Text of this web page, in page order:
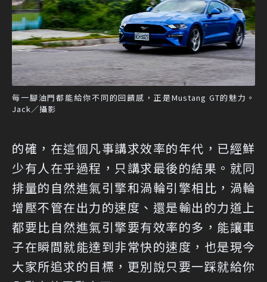
每一腳油門都能給你不同的回饋感，正是Mustang GT的魅力。
Jack／攝影
的確，在這個凡事講求效率的年代，已經鮮
少有人在乎過程，只講求最後的結果。就同
排量的自然進氣引擎和渦輪引擎相比，渦輪
增壓不管在出力的速度、還是輸出的力道上
都要比自然進氣引擎要有效率的多，能讓車
子在瞬間就能達到非常快的速度，也是現今
大家所追求的目標，更別說只要一踩就給你